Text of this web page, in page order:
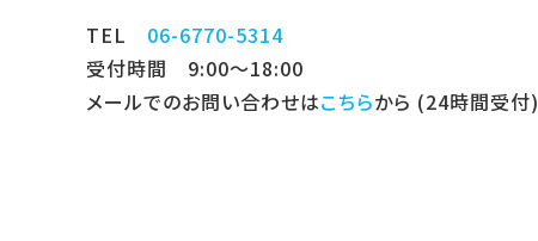
TEL 06-6770-5314
受付時間 9:00～18:00
メールでのお問い合わせはこちらから (24時間受付)